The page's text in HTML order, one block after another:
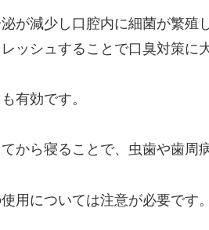
が減少し口腔内に細菌が繁殖
ッシュすることで口臭対策に
有効です。
から寝ることで、虫歯や歯周
用については注意が必要です。